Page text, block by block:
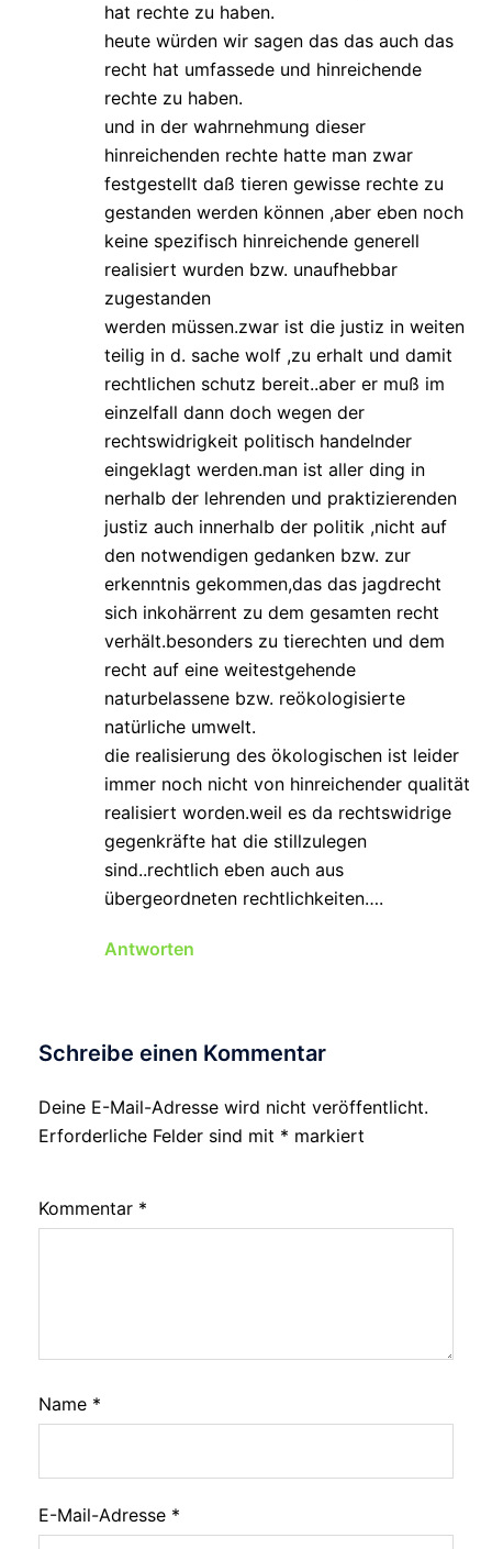
hat rechte zu haben.
heute würden wir sagen das das auch das
recht hat umfassede und hinreichende
rechte zu haben.
und in der wahrnehmung dieser
hinreichenden rechte hatte man zwar
festgestellt daß tieren gewisse rechte zu
gestanden werden können ,aber eben noch
keine spezifisch hinreichende generell
realisiert wurden bzw. unaufhebbar
zugestanden
werden müssen.zwar ist die justiz in weiten
teilig in d. sache wolf ,zu erhalt und damit
rechtlichen schutz bereit..aber er muß im
einzelfall dann doch wegen der
rechtswidrigkeit politisch handelnder
eingeklagt werden.man ist aller ding in
nerhalb der lehrenden und praktizierenden
justiz auch innerhalb der politik ,nicht auf
den notwendigen gedanken bzw. zur
erkenntnis gekommen,das das jagdrecht
sich inkohärrent zu dem gesamten recht
verhält.besonders zu tierechten und dem
recht auf eine weitestgehende
naturbelassene bzw. reökologisierte
natürliche umwelt.
die realisierung des ökologischen ist leider
immer noch nicht von hinreichender qualität
realisiert worden.weil es da rechtswidrige
gegenkräfte hat die stillzulegen
sind..rechtlich eben auch aus
übergeordneten rechtlichkeiten….
Antworten
Schreibe einen Kommentar
Deine E-Mail-Adresse wird nicht veröffentlicht.
Erforderliche Felder sind mit * markiert
Kommentar *
Name *
E-Mail-Adresse *